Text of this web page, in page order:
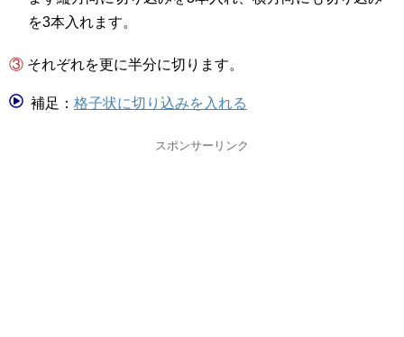
を3本入れます。
③ それぞれを更に半分に切ります。
補足： 格子状に切り込みを入れる
スポンサーリンク